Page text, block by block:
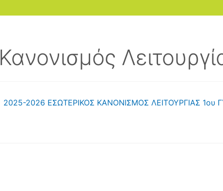
Κανονισμός
2025-2026 EΣΩΤΕΡΙΚΟΣ ΚΑΝΟΝΙΣΜΟΣ ΛΕΙΤΟΥΡΓΙΑΣ